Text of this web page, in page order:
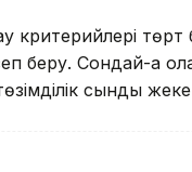
критерийлері
беру. Сондай-ақ
сынды